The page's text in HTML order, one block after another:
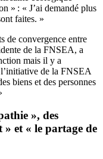
» : « J’ai demandé plus
faites. »
de convergence entre
de la FNSEA, a
mais il y a
de la FNSEA
biens et des personnes
», des
» et « le partage de